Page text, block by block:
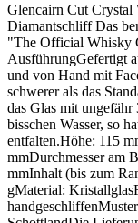
Glencairn Cut
Diamantschliff Das
"The Official Whisky
AusführungGefertigt
und von Hand mit
schwerer als das
das Glas mit
bisschen Wasser, so
entfalten.Höhe: 115
mmDurchmesser am
mmInhalt (bis zum
gMaterial: